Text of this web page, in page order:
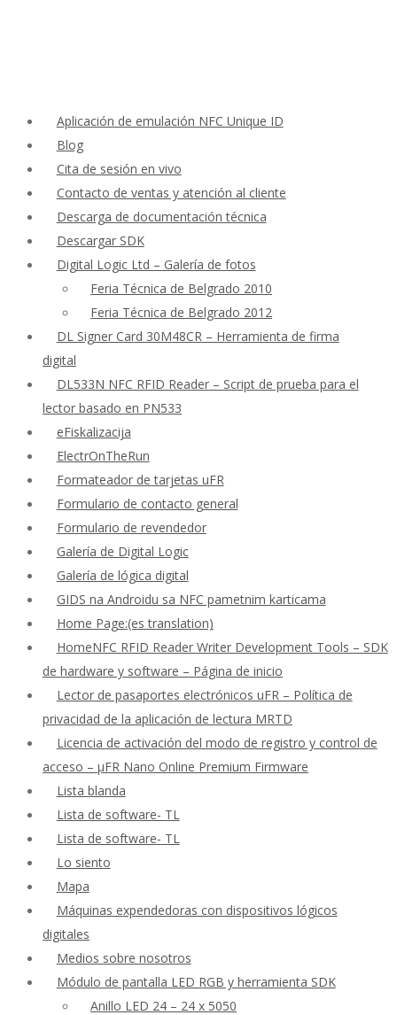
Aplicación de emulación NFC Unique ID
Blog
Cita de sesión en vivo
Contacto de ventas y atención al cliente
Descarga de documentación técnica
Descargar SDK
Digital Logic Ltd – Galería de fotos
Feria Técnica de Belgrado 2010
Feria Técnica de Belgrado 2012
DL Signer Card 30M48CR – Herramienta de firma
digital
DL533N NFC RFID Reader – Script de prueba para el
lector basado en PN533
eFiskalizacija
ElectrOnTheRun
Formateador de tarjetas uFR
Formulario de contacto general
Formulario de revendedor
Galería de Digital Logic
Galería de lógica digital
GIDS na Androidu sa NFC pametnim karticama
Home Page:(es translation)
HomeNFC RFID Reader Writer Development Tools – SDK
de hardware y software – Página de inicio
Lector de pasaportes electrónicos uFR – Política de
privacidad de la aplicación de lectura MRTD
Licencia de activación del modo de registro y control de
acceso – μFR Nano Online Premium Firmware
Lista blanda
Lista de software- TL
Lista de software- TL
Lo siento
Mapa
Máquinas expendedoras con dispositivos lógicos
digitales
Medios sobre nosotros
Módulo de pantalla LED RGB y herramienta SDK
Anillo LED 24 – 24 x 5050